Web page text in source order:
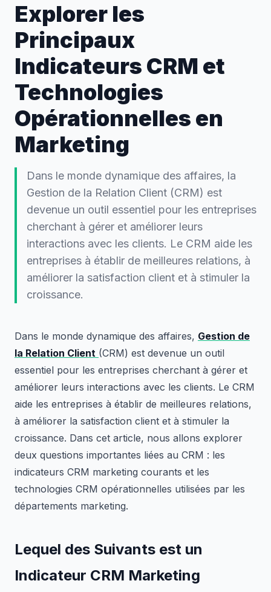
Explorer les
Principaux
Indicateurs CRM et
Technologies
Opérationnelles en
Marketing
Dans le monde dynamique des affaires, la
Gestion de la Relation Client (CRM) est
devenue un outil essentiel pour les entreprises
cherchant à gérer et améliorer leurs
interactions avec les clients. Le CRM aide les
entreprises à établir de meilleures relations, à
améliorer la satisfaction client et à stimuler la
croissance.
Dans le monde dynamique des affaires, Gestion de
la Relation Client (CRM) est devenue un outil
essentiel pour les entreprises cherchant à gérer et
améliorer leurs interactions avec les clients. Le CRM
aide les entreprises à établir de meilleures relations,
à améliorer la satisfaction client et à stimuler la
croissance. Dans cet article, nous allons explorer
deux questions importantes liées au CRM : les
indicateurs CRM marketing courants et les
technologies CRM opérationnelles utilisées par les
départements marketing.
Lequel des Suivants est un
Indicateur CRM Marketing